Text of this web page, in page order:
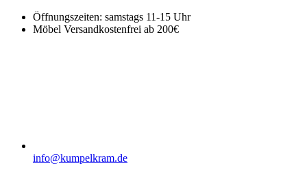
Öffnungszeiten: samstags 11-15 Uhr
Möbel Versandkostenfrei ab 200€
info@kumpelkram.de